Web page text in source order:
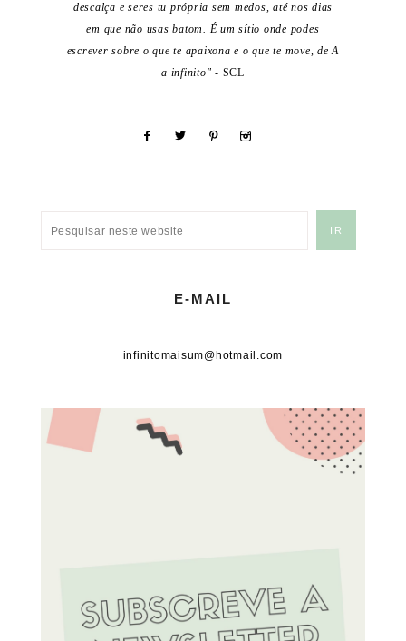
descalça e seres tu própria sem medos, até nos dias
em que não usas batom. É um sítio onde podes
escrever sobre o que te apaixona e o que te move, de A
a infinito"- SCL
E-MAIL
infinitomaisum@hotmail.com